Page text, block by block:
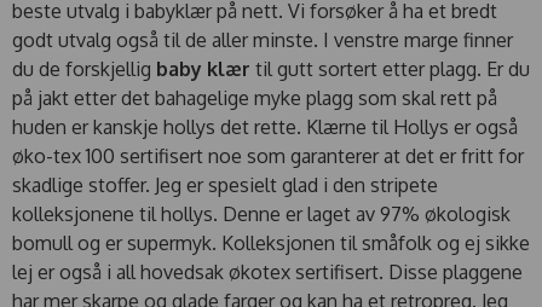
beste utvalg i babyklær på nett. Vi forsøker å ha et bredt
godt utvalg også til de aller minste. I venstre marge finner
du de forskjellig baby klær til gutt sortert etter plagg. Er du
på jakt etter det bahagelige myke plagg som skal rett på
huden er kanskje hollys det rette. Klærne til Hollys er også
øko-tex 100 sertifisert noe som garanterer at det er fritt for
skadlige stoffer. Jeg er spesielt glad i den stripete
kolleksjonene til hollys. Denne er laget av 97% økologisk
bomull og er supermyk. Kolleksjonen til småfolk og ej sikke
lej er også i all hovedsak økotex sertifisert. Disse plaggene
har mer skarpe og glade farger og kan ha et retropreg. Jeg